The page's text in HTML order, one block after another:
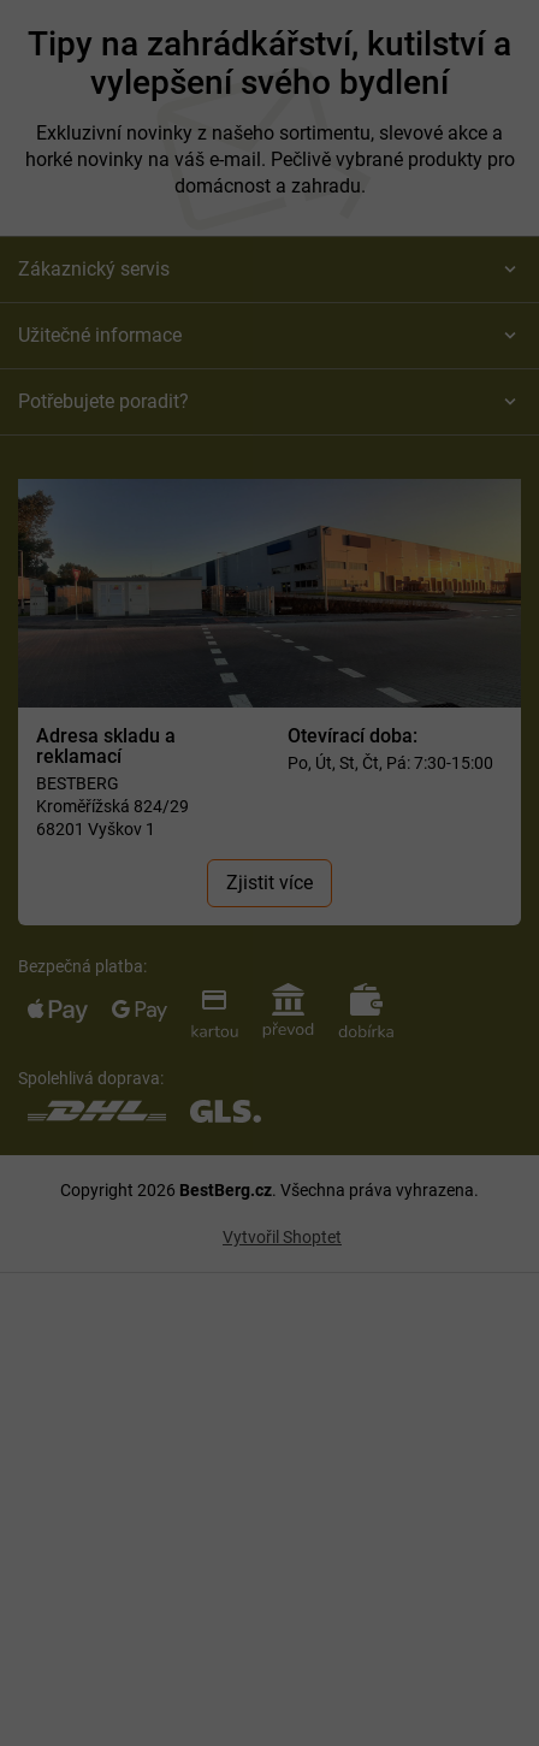
Tipy na zahrádkářství, kutilství a
vylepšení svého bydlení
Exkluzivní novinky z našeho sortimentu, slevové akce a
horké novinky na váš e-mail. Pečlivě vybrané produkty pro
domácnost a zahradu.
Zákaznický servis
Užitečné informace
Potřebujete poradit?
Adresa skladu a
reklamací
BESTBERG
Kroměřížská 824/29
68201 Vyškov 1
Otevírací doba:
Po, Út, St, Čt, Pá: 7:30-15:00
Zjistit více
Bezpečná platba:
Spolehlivá doprava:
Vytvořil Shoptet
Copyright 2026 BestBerg.cz. Všechna práva vyhrazena.